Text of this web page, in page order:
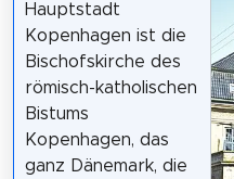
Hauptstadt
Kopenhagen ist die
Bischofskirche des
römisch-katholischen
Bistums
Kopenhagen, das
ganz Dänemark, die